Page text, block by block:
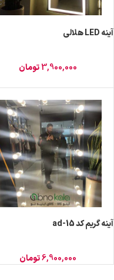
آینه LED هلالی
3,900,000تومان
آینه گریم کد ad-15
6,900,000تومان